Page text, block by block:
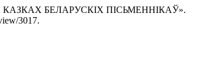
КАЗКАХ БЕЛАРУСКІХ ПІСЬМЕННІКАЎ».
3017.